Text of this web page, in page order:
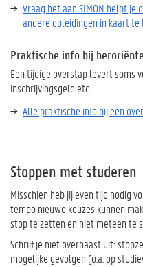
Vraag het aan SIMON helpt je
andere opleidingen in kaart te
Praktische info bij
Een tijdige overstap levert soms
inschrijvingsgeld etc.
Alle praktische info bij een
Stoppen met studeren
Misschien heb jij even tijd nodig
tempo nieuwe keuzes kunnen
stop te zetten en niet meteen te
Schrijf je niet overhaast uit:
mogelijke gevolgen (o.a. op